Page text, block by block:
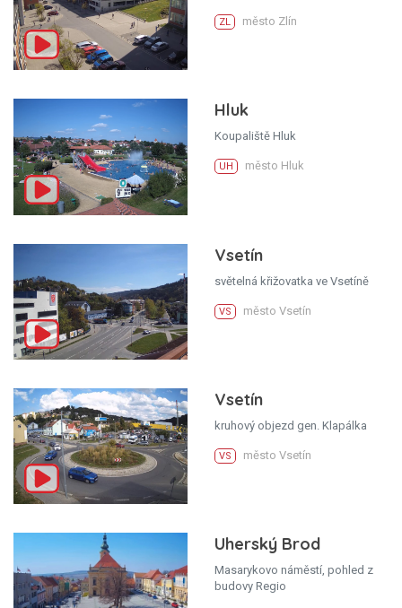
ZL město Zlín
Hluk
Koupaliště Hluk
UH město Hluk
Vsetín
světelná křižovatka ve Vsetíně
VS město Vsetín
Vsetín
kruhový objezd gen. Klapálka
VS město Vsetín
Uherský Brod
Masarykovo náměstí, pohled z
budovy Regio